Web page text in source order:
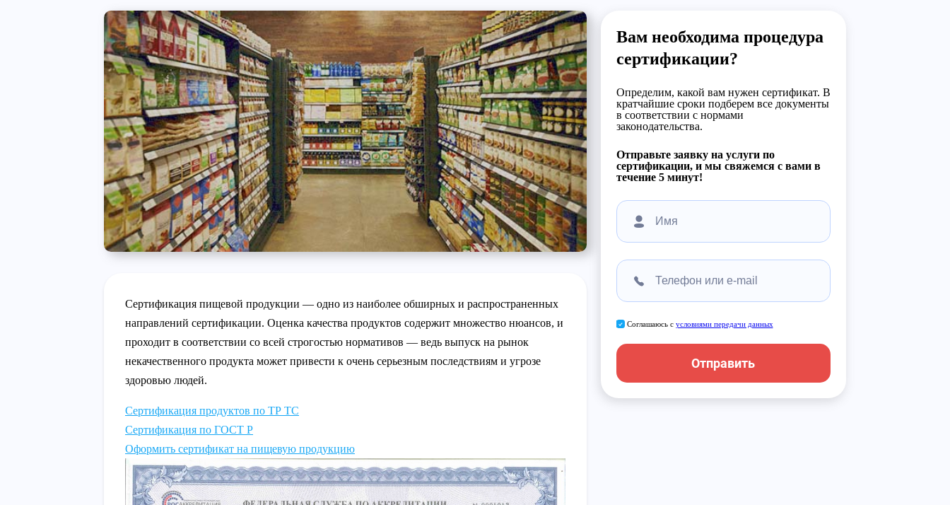
Сертификация пищевой продукции — одно из наиболее обширных и распространенных
направлений сертификации. Оценка качества продуктов содержит множество нюансов, и
проходит в соответствии со всей строгостью нормативов — ведь выпуск на рынок
некачественного продукта может привести к очень серьезным последствиям и угрозе
здоровью людей.
Сертификация продуктов по ТР ТС
Сертификация по ГОСТ Р
Оформить сертификат на пищевую продукцию
Вам необходима процедура
сертификации?
Определим, какой вам нужен сертификат. В
кратчайшие сроки подберем все документы
в соответствии с нормами
законодательства.
Отправьте заявку на услуги по
сертификации, и мы свяжемся с вами в
течение 5 минут!
Соглашаюсь с условиями передачи данных
Отправить